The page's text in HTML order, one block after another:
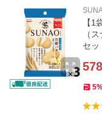
【1
（
セッ
578
5